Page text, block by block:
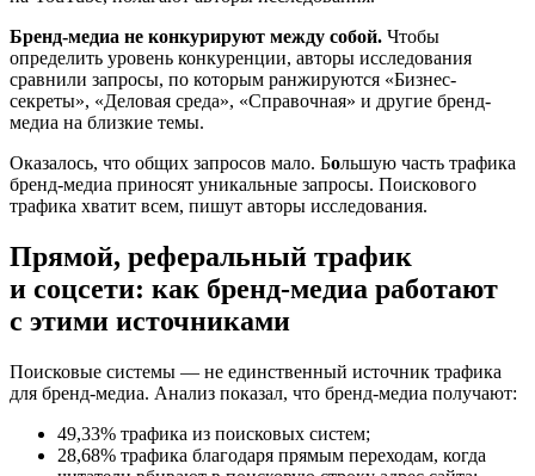
Бренд-медиа не конкурируют между собой. Чтобы
определить уровень конкуренции, авторы исследования
сравнили запросы, по которым ранжируются «Бизнес-
секреты», «Деловая среда», «Справочная» и другие бренд-
медиа на близкие темы.
Оказалось, что общих запросов мало. Большую часть трафика
бренд-медиа приносят уникальные запросы. Поискового
трафика хватит всем, пишут авторы исследования.
Прямой, реферальный трафик
и соцсети: как бренд-медиа работают
с этими источниками
Поисковые системы — не единственный источник трафика
для бренд-медиа. Анализ показал, что бренд-медиа получают:
49,33% трафика из поисковых систем;
28,68% трафика благодаря прямым переходам, когда